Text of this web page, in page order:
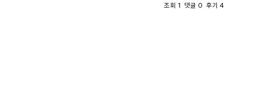
조회 1 댓글 0 후기 4